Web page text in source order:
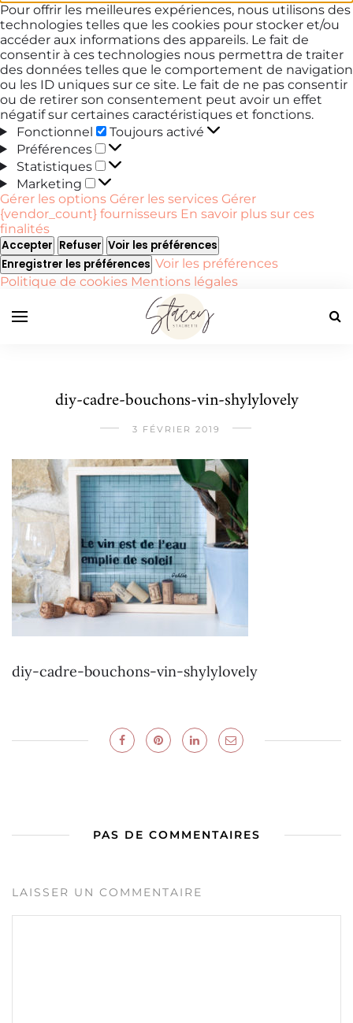
Pour offrir les meilleures expériences, nous utilisons des
technologies telles que les cookies pour stocker et/ou
accéder aux informations des appareils. Le fait de
consentir à ces technologies nous permettra de traiter
des données telles que le comportement de navigation
ou les ID uniques sur ce site. Le fait de ne pas consentir
ou de retirer son consentement peut avoir un effet
négatif sur certaines caractéristiques et fonctions.
Fonctionnel
Fonctionnel
Toujours activé
Préférences
Préférences
Statistiques
Statistiques
Marketing
Marketing
Gérer les options Gérer les services Gérer
{vendor_count} fournisseurs En savoir plus sur ces
finalités
Accepter Refuser Voir les préférences
Enregistrer les préférences Voir les préférences
Politique de cookies Mentions légales
diy-cadre-bouchons-vin-shylylovely
3 FÉVRIER 2019
diy-cadre-bouchons-vin-shylylovely
PAS DE COMMENTAIRES
LAISSER UN COMMENTAIRE